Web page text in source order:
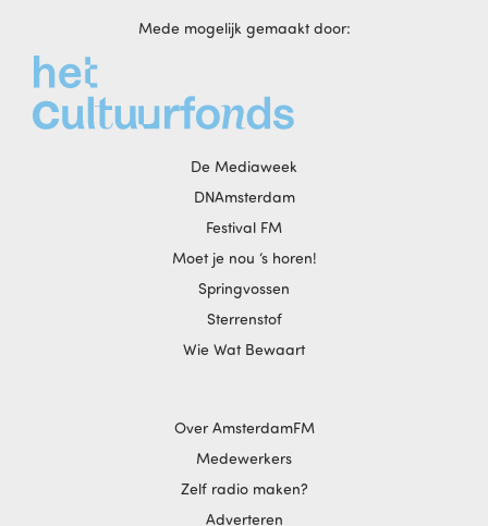
Mede mogelijk gemaakt door:
De Mediaweek
DNAmsterdam
Festival FM
Moet je nou ‘s horen!
Springvossen
Sterrenstof
Wie Wat Bewaart
Over AmsterdamFM
Medewerkers
Zelf radio maken?
Adverteren